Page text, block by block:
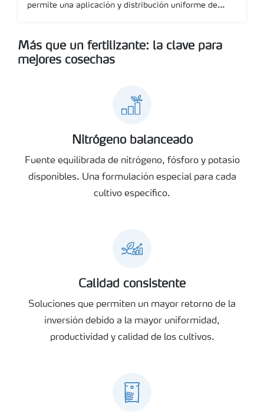
permite una aplicación y distribución uniforme de
suministro constante en el tiempo de este nutriente.
Más que un fertilizante: la clave para
mejores cosechas
Nitrógeno balanceado
Fuente equilibrada de nitrógeno, fósforo y potasio
disponibles. Una formulación especial para cada
cultivo específico.
Calidad consistente
Soluciones que permiten un mayor retorno de la
inversión debido a la mayor uniformidad,
productividad y calidad de los cultivos.